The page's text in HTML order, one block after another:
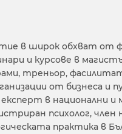
в широк обхват от
и курсове в
треньор,
от бизнеса и
в национални
психолог,
практика в